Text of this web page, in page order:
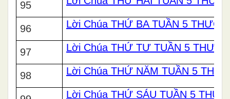
95
96 Lời Chúa THỨ BA TUẦN 5
97 Lời Chúa THỨ TƯ TUẦN 5
98 Lời Chúa THỨ NĂM TUẦN 5
Lời Chúa THỨ SÁU TUẦN 5